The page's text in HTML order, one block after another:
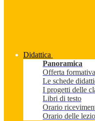
Didattica
Panoramica
Offerta formativa
Le schede
I progetti delle
Libri di testo
Orario
Orario delle